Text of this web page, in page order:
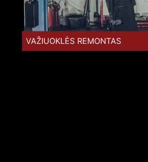
VAŽIUOKLĖS REMONTAS